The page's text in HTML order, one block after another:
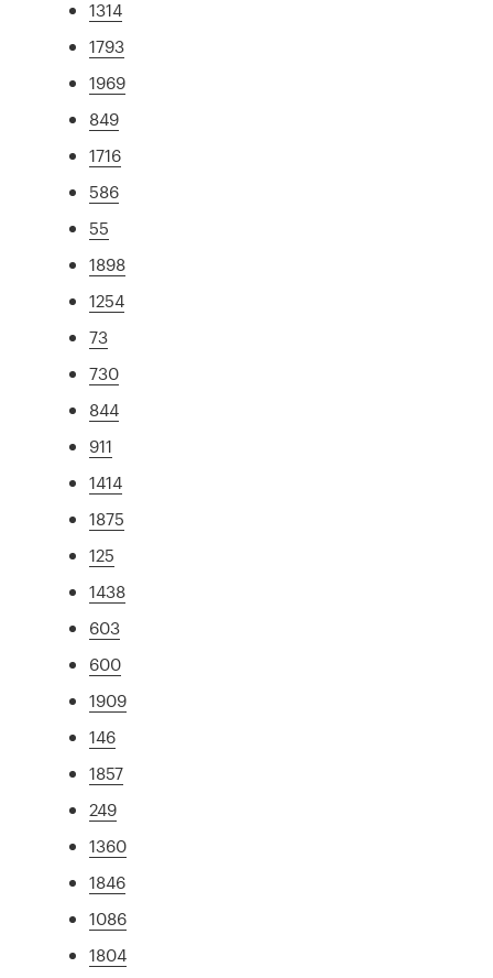
1314
1793
1969
849
1716
586
55
1898
1254
73
730
844
911
1414
1875
125
1438
603
600
1909
146
1857
249
1360
1846
1086
1804